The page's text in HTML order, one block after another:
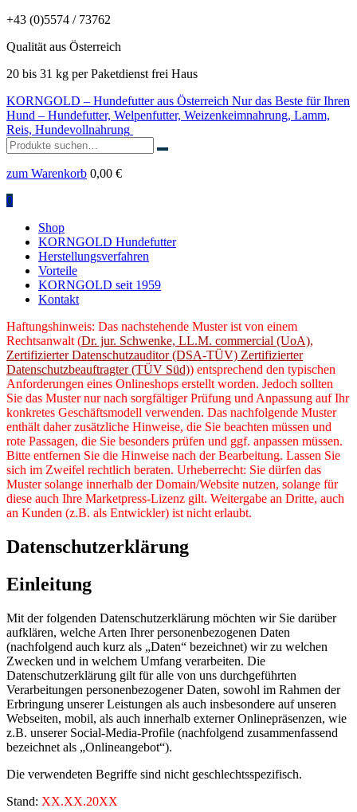
+43 (0)5574 / 73762
Qualität aus Österreich
20 bis 31 kg per Paketdienst frei Haus
KORNGOLD – Hundefutter aus Österreich Nur das Beste für Ihren
Hund – Hundefutter, Welpenfutter, Weizenkeimnahrung, Lamm,
Reis, Hundevollnahrung
Suchen
nach:
zum Warenkorb 0,00 €
0
Shop
KORNGOLD Hundefutter
Herstellungsverfahren
Vorteile
KORNGOLD seit 1959
Kontakt
Haftungshinweis: Das nachstehende Muster ist von einem
Rechtsanwalt (Dr. jur. Schwenke, LL.M. commercial (UoA),
Zertifizierter Datenschutzauditor (DSA-TÜV) Zertifizierter
Datenschutzbeauftragter (TÜV Süd)) entsprechend den typischen
Anforderungen eines Onlineshops erstellt worden. Jedoch sollten
Sie das Muster nur nach sorgfältiger Prüfung und Anpassung auf Ihr
konkretes Geschäftsmodell verwenden. Das nachfolgende Muster
enthält daher zusätzliche Hinweise, die Sie beachten müssen und
rote Passagen, die Sie besonders prüfen und ggf. anpassen müssen.
Bitte entfernen Sie die Hinweise nach der Bearbeitung. Lassen Sie
sich im Zweifel rechtlich beraten. Urheberrecht: Sie dürfen das
Muster solange innerhalb der Domain/Website nutzen, solange für
diese auch Ihre Marketpress-Lizenz gilt. Weitergabe an Dritte, auch
an Kunden (z.B. als Entwickler) ist nicht erlaubt.
Datenschutzerklärung
Einleitung
Mit der folgenden Datenschutzerklärung möchten wir Sie darüber
aufklären, welche Arten Ihrer personenbezogenen Daten
(nachfolgend auch kurz als „Daten“ bezeichnet) wir zu welchen
Zwecken und in welchem Umfang verarbeiten. Die
Datenschutzerklärung gilt für alle von uns durchgeführten
Verarbeitungen personenbezogener Daten, sowohl im Rahmen der
Erbringung unserer Leistungen als auch insbesondere auf unseren
Webseiten, mobil, als auch innerhalb externer Onlinepräsenzen, wie
z.B. unserer Social-Media-Profile (nachfolgend zusammenfassend
bezeichnet als „Onlineangebot“).
Die verwendeten Begriffe sind nicht geschlechtsspezifisch.
Stand: XX.XX.20XX